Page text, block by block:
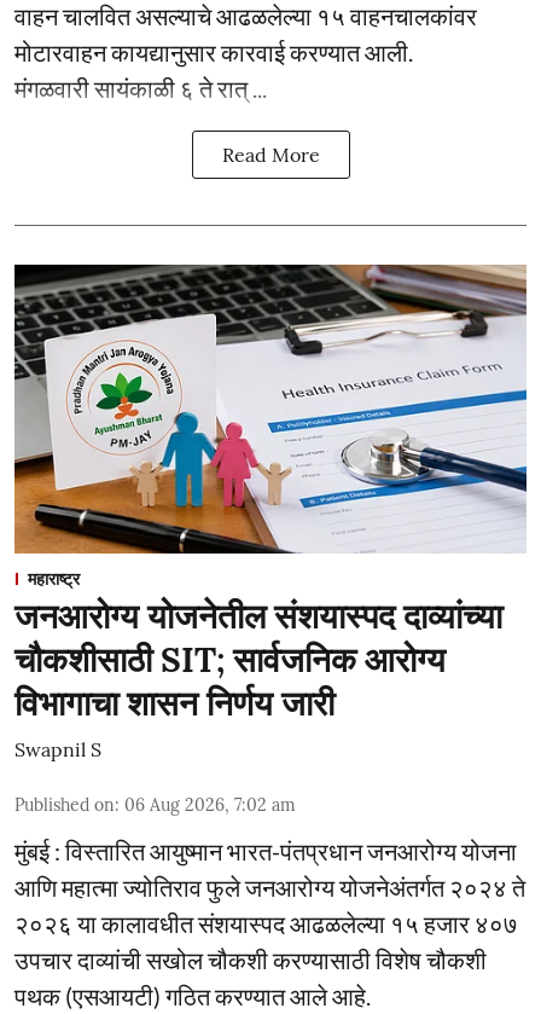
वाहन चालवित असल्याचे आढळलेल्या १५ वाहनचालकांवर
मोटारवाहन कायद्यानुसार कारवाई करण्यात आली.
मंगळवारी सायंकाळी ६ ते रात् ...
Read More
महाराष्ट्र
जनआरोग्य योजनेतील संशयास्पद दाव्यांच्या
चौकशीसाठी SIT; सार्वजनिक आरोग्य
विभागाचा शासन निर्णय जारी
Swapnil S
Published on: 06 Aug 2026, 7:02 am
मुंबई : विस्तारित आयुष्मान भारत-पंतप्रधान जनआरोग्य योजना
आणि महात्मा ज्योतिराव फुले जनआरोग्य योजनेअंतर्गत २०२४ ते
२०२६ या कालावधीत संशयास्पद आढळलेल्या १५ हजार ४०७
उपचार दाव्यांची सखोल चौकशी करण्यासाठी विशेष चौकशी
पथक (एसआयटी) गठित करण्यात आले आहे.